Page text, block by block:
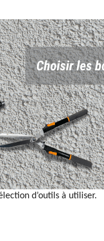
d’outils à utiliser.